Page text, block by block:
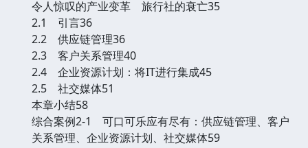
令人惊叹的产业变革 旅行社的衰亡35
2.1 引言36
2.2 供应链管理36
2.3 客户关系管理40
2.4 企业资源计划：将IT进行集成45
2.5 社交媒体51
本章小结58
综合案例2-1 可口可乐应有尽有：供应链管理、客户
关系管理、企业资源计划、社交媒体59